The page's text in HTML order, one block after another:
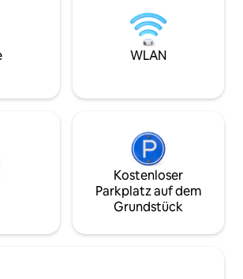
genießt.
für alle, die sich
Schönheit der Natur
Der perfekte Ort,
Schlafsofa auf
einen weiteren
Lage ist 100 m
einer ruhigen
WLAN
Kostenloser
Parkplatz auf dem
Grundstück